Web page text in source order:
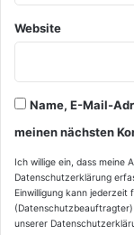
Website
Name, E-Mail-
meinen nächsten
Ich willige ein, dass meine
Datenschutzerklärung
Einwilligung kann
unserer